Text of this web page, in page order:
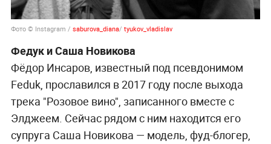
Фото © Instagram / saburova_diana/ tyukov_vladislav
Федук и Саша Новикова
Фёдор Инсаров, известный под псевдонимом
Feduk, прославился в 2017 году после выхода
трека "Розовое вино", записанного вместе с
Элджеем. Сейчас рядом с ним находится его
супруга Саша Новикова — модель, фуд-блогер,